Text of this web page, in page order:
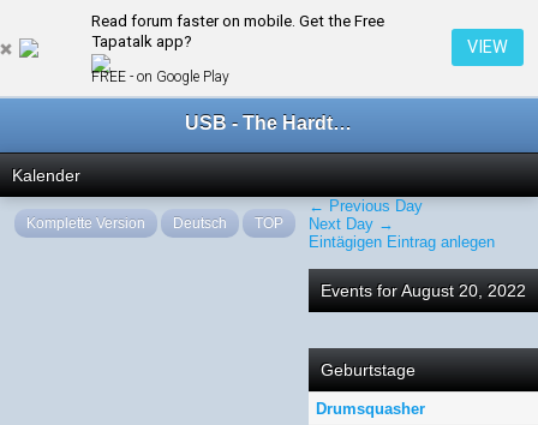
Read forum faster on mobile. Get the Free
Tapatalk app?
FREE - on Google Play
VIEW
USB - The Hardtechno Family
Kalender
← Previous Day
Next Day →
Eintägigen Eintrag anlegen
Events for August 20, 2022
Geburtstage
Drumsquasher
Komplette Version Deutsch TOP